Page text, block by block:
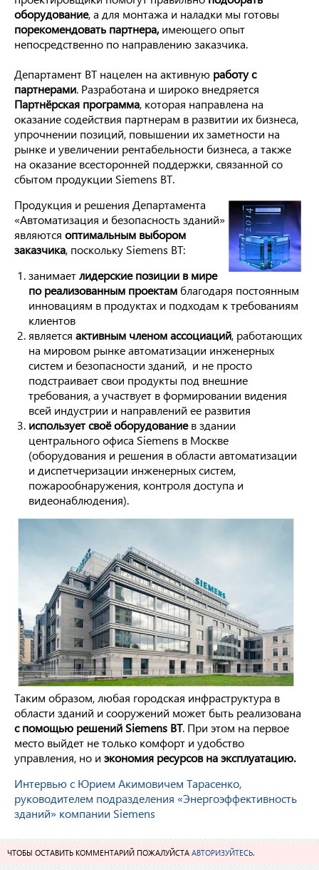
оборудование, а для монтажа и наладки мы готовы
порекомендовать партнера,имеющего опыт
непосредственно по направлению заказчика.
Департамент BT нацелен на активную работу с
партнерами. Разработана и широко внедряется
Партнёрская программа, которая направлена на
оказание содействия партнерам в развитии их бизнеса,
упрочнении позиций, повышении их заметности на
рынке и увеличении рентабельности бизнеса, а также
на оказание всесторонней поддержки, связанной со
сбытом продукции Siemens BT.
Продукция и решения Департамента
«Автоматизация и безопасность зданий»
являются оптимальным выбором
заказчика, поскольку Siemens BT:
занимаетлидерские позиции в мире
по реализованным проектам благодаря постоянным
инновациям в продуктах и подходам к требованиям
клиентов
является активным членом ассоциаций, работающих
на мировом рынке автоматизации инженерных
систем и безопасности зданий, и не просто
подстраивает свои продукты под внешние
требования, а участвует в формировании видения
всей индустрии и направлений ее развития
использует своё оборудованиев здании
центрального офиса Siemens в Москве
(оборудования и решения в области автоматизации
и диспетчеризации инженерных систем,
пожарообнаружения, контроля доступа и
видеонаблюдения).
Таким образом, любая городская инфраструктура в
области зданий и сооружений может быть реализована
с помощью решений Siemens BT. При этом на первое
место выйдет не только комфорт и удобство
управления, но и экономия ресурсов на эксплуатацию.
Интервью с Юрием Акимовичем Тарасенко,
руководителем подразделения «Энергоэффективность
зданий» компании Siemens
ЧТОБЫ ОСТАВИТЬ КОММЕНТАРИЙ ПОЖАЛУЙСТА АВТОРИЗУЙТЕСЬ.